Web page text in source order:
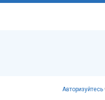
Авторизуйтесь